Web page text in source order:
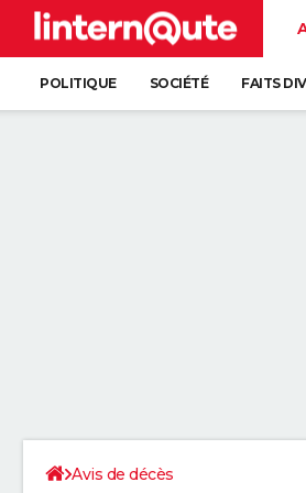
POLITIQUE SOCIÉTÉ FAITS
Avis de décès